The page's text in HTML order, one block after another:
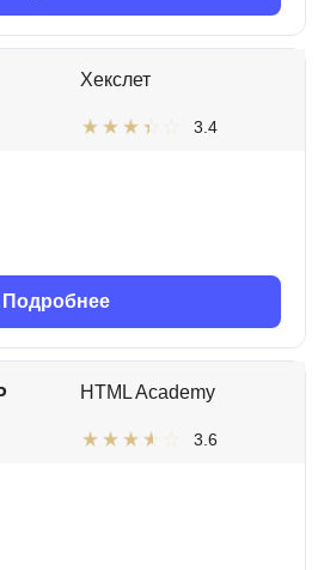
Хекслет
3.4
Подробнее
HTML Academy
3.6